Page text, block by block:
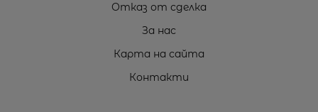
Отказ от сделка
За нас
Карта на сайта
Контакти